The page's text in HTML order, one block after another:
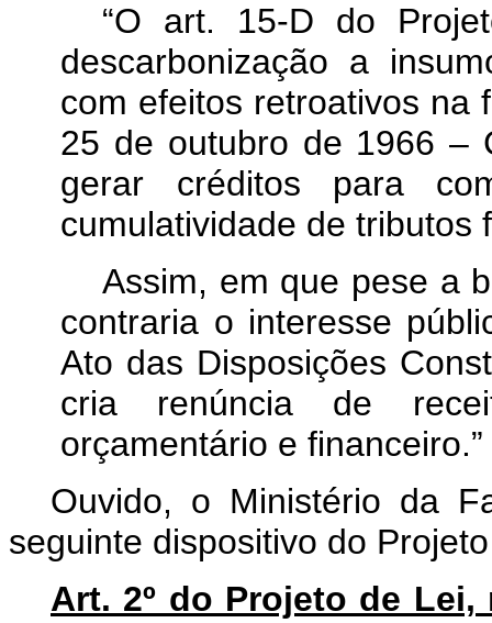
“O art. 15-D do
descarbonização a
com efeitos retroativos na
25 de outubro de 1966 –
gerar créditos para
cumulatividade de tributos
Assim, em que pese a
contraria o interesse
Ato das Disposições
cria renúncia de
orçamentário e financeiro.”
Ouvido, o Ministério da
seguinte dispositivo do
Art. 2º do Projeto de